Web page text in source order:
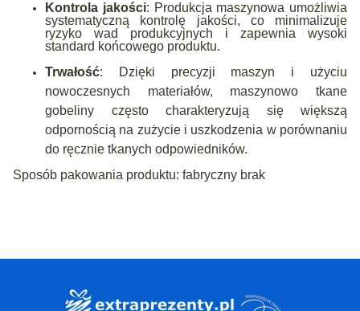
Kontrola jakości: Produkcja maszynowa umożliwia
systematyczną kontrolę jakości, co minimalizuje
ryzyko wad produkcyjnych i zapewnia wysoki
standard końcowego produktu.
Trwałość: Dzięki precyzji maszyn i użyciu
nowoczesnych materiałów, maszynowo tkane
gobeliny często charakteryzują się większą
odpornością na zużycie i uszkodzenia w porównaniu
do ręcznie tkanych odpowiedników.
Sposób pakowania produktu: fabryczny brak